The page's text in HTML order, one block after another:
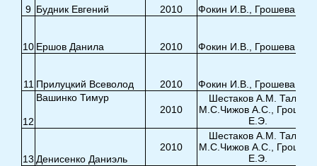
9 Будник Евгений 2010 Фокин И.В., Грошева Е.Э.
10 Ершов Данила 2010 Фокин И.В., Грошева Е.Э.
11 Прилуцкий Всеволод 2010 Фокин И.В., Грошева Е.Э.
12
Вашинко Тимур
2010
Шестаков А.М. Талья
М.С.Чижов А.С., Грошева
Е.Э.
13 Денисенко Даниэль
2010
Шестаков А.М. Талья
М.С.Чижов А.С., Грошева
Е.Э.